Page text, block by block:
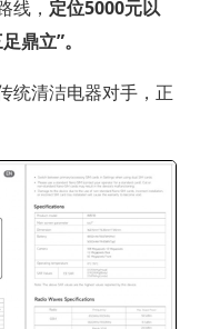
线， 定位5000元以
鼎立”。
统清洁电器对手，正